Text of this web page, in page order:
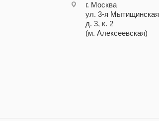
г. Москва
ул. 3-я Мытищинская
д. 3, к. 2
(м. Алексеевская)